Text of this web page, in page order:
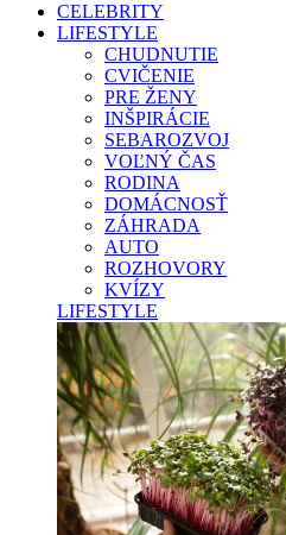
CELEBRITY
LIFESTYLE
CHUDNUTIE
CVIČENIE
PRE ŽENY
INŠPIRÁCIE
SEBAROZVOJ
VOĽNÝ ČAS
RODINA
DOMÁCNOSŤ
ZÁHRADA
AUTO
ROZHOVORY
KVÍZY
LIFESTYLE